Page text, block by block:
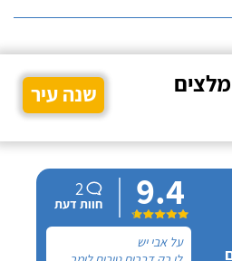
שנה עיר
9.4
2
חוות דעת
על אבי יש